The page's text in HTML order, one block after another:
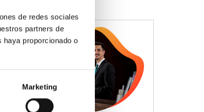
de redes sociales
partners de
proporcionado o
Marketing